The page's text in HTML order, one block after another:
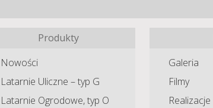
Produkty
Nowości
Latarnie Uliczne – typ G
Latarnie Ogrodowe, typ O
Galeria
Filmy
Realizacje